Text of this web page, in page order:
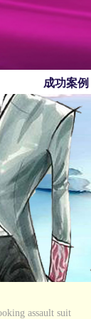
成功案例
assault suit